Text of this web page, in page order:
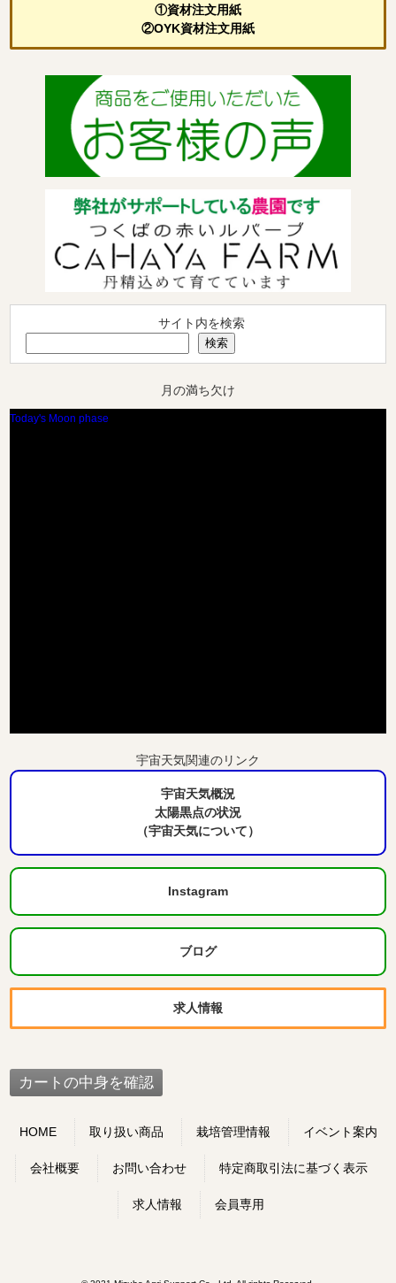
①資材注文用紙
②OYK資材注文用紙
サイト内を検索
検索
月の満ち欠け
Today's Moon phase
宇宙天気関連のリンク
宇宙天気概況
太陽黒点の状況
（宇宙天気について）
Instagram
ブログ
求人情報
HOME 取り扱い商品 栽培管理情報 イベント案内
会社概要 お問い合わせ 特定商取引法に基づく表示
求人情報 会員専用